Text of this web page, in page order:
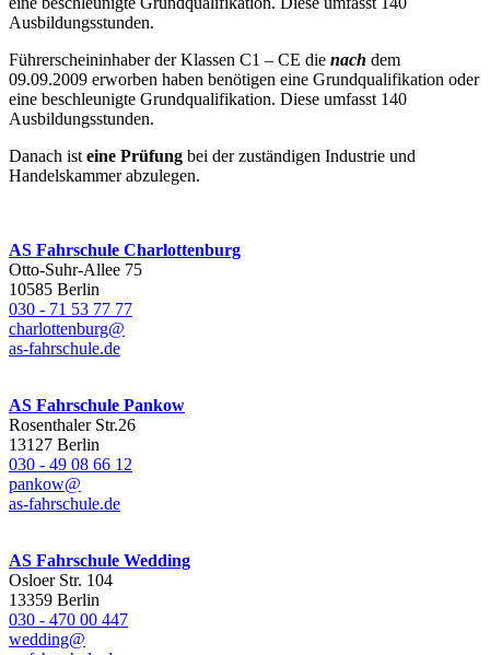
Ausbildungsstunden.
Führerscheininhaber der Klassen C1 – CE die nach dem
09.09.2009 erworben haben benötigen eine Grundqualifikation oder
eine beschleunigte Grundqualifikation. Diese umfasst 140
Ausbildungsstunden.
Danach ist eine Prüfung bei der zuständigen Industrie und
Handelskammer abzulegen.
AS Fahrschule Charlottenburg
Otto-Suhr-Allee 75
10585 Berlin
030 - 71 53 77 77
charlottenburg@
as-fahrschule.de
AS Fahrschule Pankow
Rosenthaler Str.26
13127 Berlin
030 - 49 08 66 12
pankow@
as-fahrschule.de
AS Fahrschule Wedding
Osloer Str. 104
13359 Berlin
030 - 470 00 447
wedding@